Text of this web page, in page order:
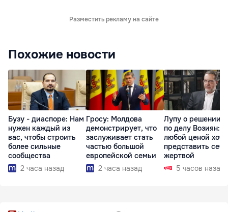
Разместить рекламу на сайте
Похожие новости
Бузу - диаспоре: Нам
нужен каждый из
вас, чтобы строить
более сильные
сообщества
2 часа назад
Гросу: Молдова
демонстрирует, что
заслуживает стать
частью большой
европейской семьи
2 часа назад
Лупу о решении
по делу Возиян:
любой ценой
представить себя
жертвой
5 часов назад